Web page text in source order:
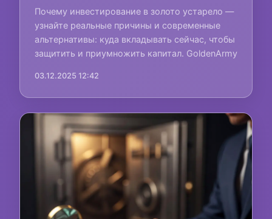
Почему инвестирование в золото устарело —
узнайте реальные причины и современные
альтернативы: куда вкладывать сейчас, чтобы
защитить и приумножить капитал. GoldenArmy
03.12.2025 12:42